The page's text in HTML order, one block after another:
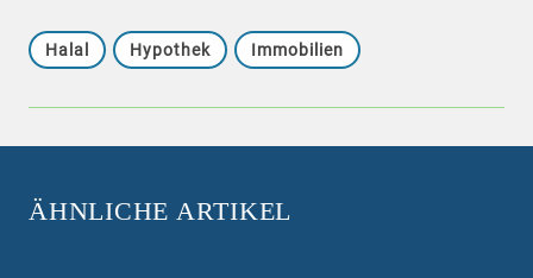
Halal Hypothek Immobilien
ÄHNLICHE ARTIKEL